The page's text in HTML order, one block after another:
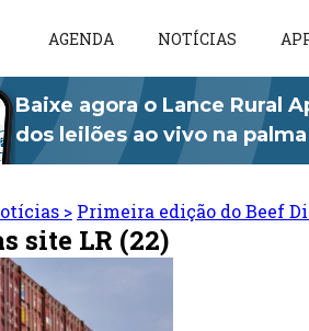
AGENDA NOTÍCIAS
Baixe agora o Lance Rural
dos leilões ao vivo na
> Primeira edição do Beef
site LR (22)